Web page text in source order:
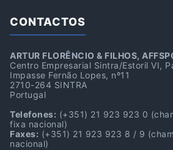
CONTACTOS
ARTUR FLORÊNCIO & FILHOS,
Centro Empresarial Sintra/Estoril VI,
Impasse Fernão Lopes, nº11
2710-264 SINTRA
Portugal
Telefones: (+351) 21 923 923 0
fixa nacional)
Faxes: (+351) 21 923 923 8 / 9
nacional)